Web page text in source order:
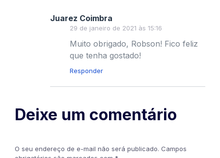
Juarez Coimbra
29 de janeiro de 2021 às 15:16
Muito obrigado, Robson! Fico feliz
que tenha gostado!
Responder
Deixe um comentário
O seu endereço de e-mail não será publicado. Campos